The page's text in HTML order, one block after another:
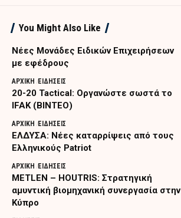
You Might Also Like
Nέες Μονάδες Ειδικών Επιχειρήσεων
με εφέδρους
ΑΡΧΙΚΗ ΕΙΔΗΣΕΙΣ
20-20 Tactical: Οργανώστε σωστά το
IFAK (ΒΙΝΤΕΟ)
ΑΡΧΙΚΗ ΕΙΔΗΣΕΙΣ
ΕΛΔΥΣΑ: Νέες καταρρίψεις από τους
Ελληνικούς Patriot
ΑΡΧΙΚΗ ΕΙΔΗΣΕΙΣ
METLEN – HOUTRIS: Στρατηγική
αμυντική βιομηχανική συνεργασία στην
Κύπρο